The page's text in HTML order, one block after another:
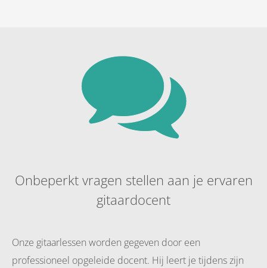
Onbeperkt vragen stellen aan je ervaren
gitaardocent
Onze gitaarlessen worden gegeven door een
professioneel opgeleide docent. Hij leert je tijdens zijn